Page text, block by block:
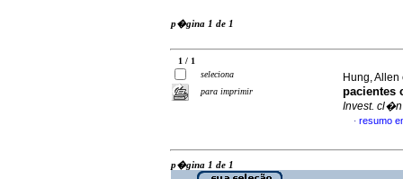
p�gina 1 de 1
1 / 1
seleciona
para imprimir
Hung,
pacientes
Invest. cl�n
· resumo
p�gina 1 de 1